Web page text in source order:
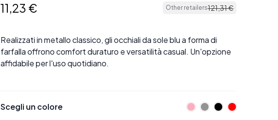
11,23 € Other retailers121,31€
Realizzati in metallo classico, gli occhiali da sole blu a forma di
farfalla offrono comfort duraturo e versatilità casual. Un'opzione
affidabile per l'uso quotidiano.
Scegli un colore